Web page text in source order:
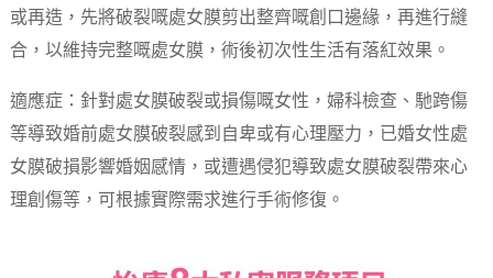
或再造，先將破裂嘅處女膜剪出整齊嘅創口邊緣，再進行縫
合，以維持完整嘅處女膜，術後初次性生活有落紅效果。
適應症：針對處女膜破裂或損傷嘅女性，婦科檢查、馳跨傷
等導致婚前處女膜破裂感到自卑或有心理壓力，已婚女性處
女膜破損影響婚姻感情，或遭遇侵犯導致處女膜破裂帶來心
理創傷等，可根據實際需求進行手術修復。